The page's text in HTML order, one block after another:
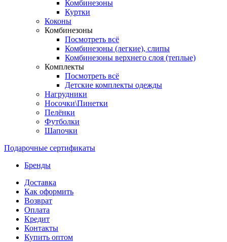
Комбинезоны
Куртки
Коконы
Комбинезоны
Посмотреть всё
Комбинезоны (легкие), слипы
Комбинезоны верхнего слоя (теплые)
Комплекты
Посмотреть всё
Детские комплекты одежды
Нагрудники
Носочки\Пинетки
Пелёнки
Футболки
Шапочки
Подарочные сертификаты
Бренды
Доставка
Как оформить
Возврат
Оплата
Кредит
Контакты
Купить оптом